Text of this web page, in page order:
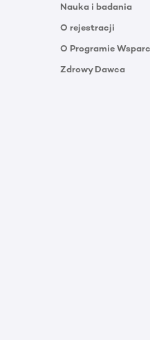
Nauka i badania
O rejestracji
O Programie
Zdrowy Dawca